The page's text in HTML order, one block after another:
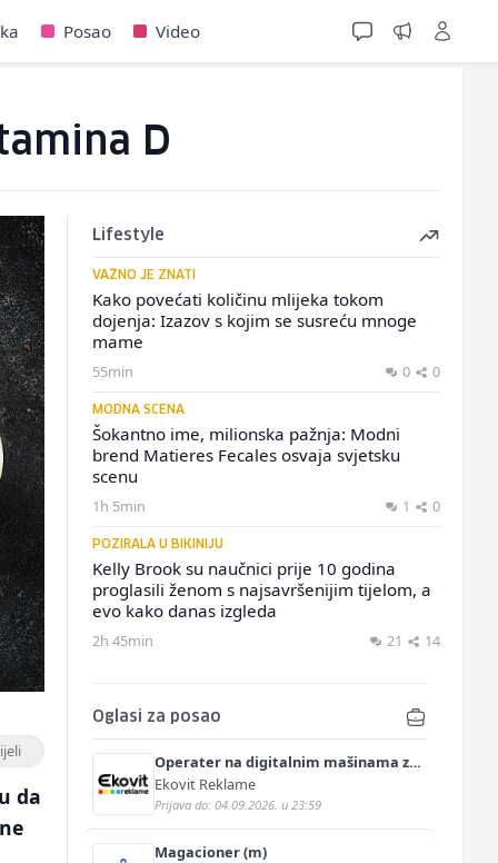
Posao Video
D
da
Lifestyle
VAŽNO JE ZNATI
Kako povećati količinu mlijeka tokom
dojenja: Izazov s kojim se susreću mnoge
mame
55min 0 0
MODNA SCENA
Šokantno ime, milionska pažnja: Modni
brend Matieres Fecales osvaja svjetsku
scenu
1h 5min 1 0
POZIRALA U BIKINIJU
Kelly Brook su naučnici prije 10 godina
proglasili ženom s najsavršenijim tijelom, a
evo kako danas izgleda
2h 45min 21 14
Oglasi za posao
Operater na digitalnim mašinama za
štampu i doradu (m/ž)
Ekovit Reklame
Prijava do: 04.09.2026. u 23:59
Magacioner (m)